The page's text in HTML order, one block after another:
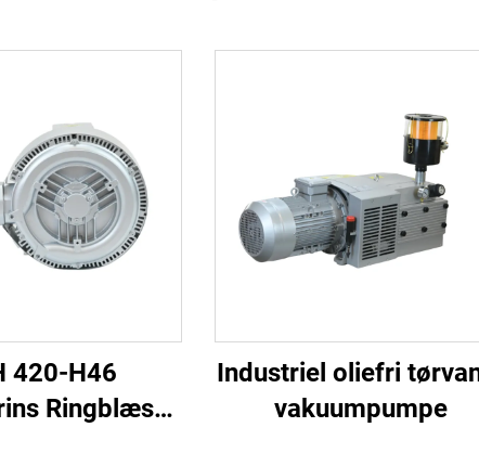
420-H46
Ringblæser
Industriel oliefri
vakuumpumpe